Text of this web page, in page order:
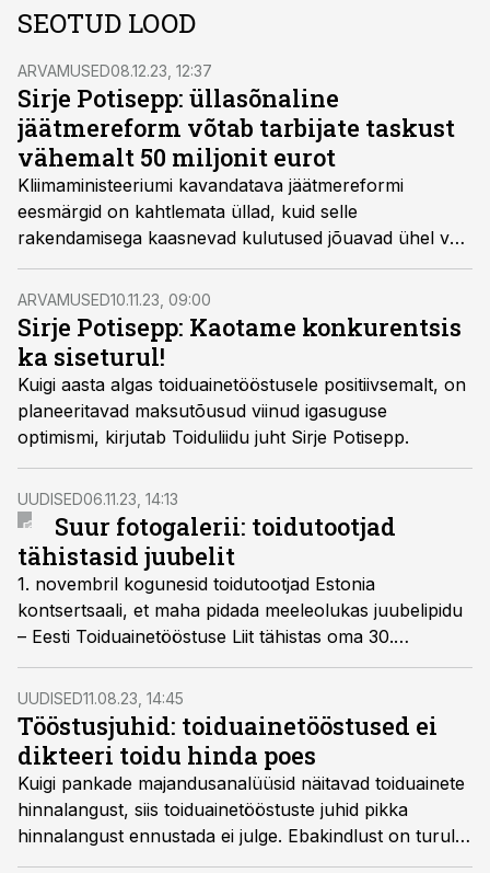
SEOTUD LOOD
ARVAMUSED08.12.23, 12:37
Sirje Potisepp: üllasõnaline
jäätmereform võtab tarbijate taskust
vähemalt 50 miljonit eurot
Kliimaministeeriumi kavandatava jäätmereformi
eesmärgid on kahtlemata üllad, kuid selle
rakendamisega kaasnevad kulutused jõuavad ühel või
teisel moel ikka tarbija rahakotini, kirjutab Eesti
Toiduainetööstuse Liidu juhataja Sirje Potisepp.
ARVAMUSED10.11.23, 09:00
Sirje Potisepp: Kaotame konkurentsis
ka siseturul!
Kuigi aasta algas toiduainetööstusele positiivsemalt, on
planeeritavad maksutõusud viinud igasuguse
optimismi, kirjutab Toiduliidu juht Sirje Potisepp.
UUDISED06.11.23, 14:13
Suur fotogalerii: toidutootjad
tähistasid juubelit
1. novembril kogunesid toidutootjad Estonia
kontsertsaali, et maha pidada meeleolukas juubelipidu
– Eesti Toiduainetööstuse Liit tähistas oma 30.
tegutsemisaastat.
UUDISED11.08.23, 14:45
Tööstusjuhid: toiduainetööstused ei
dikteeri toidu hinda poes
Kuigi pankade majandusanalüüsid näitavad toiduainete
hinnalangust, siis toiduainetööstuste juhid pikka
hinnalangust ennustada ei julge. Ebakindlust on turul
liiga palju, leiavad tööstusjuhid.